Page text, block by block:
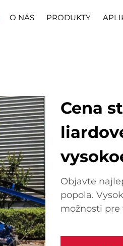
O NÁS PRODUKTY
Cena
Objavte
popola.
možnosti pre